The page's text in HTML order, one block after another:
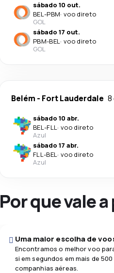
sábado 10 out.
BEL-PBM· voo direto
GOL
sábado 17 out.
PBM-BEL· voo direto
GOL
Belém - Fort Lauderdale 8
sábado 10 abr.
BEL-FLL· voo direto
Azul
sábado 17 abr.
FLL-BEL· voo direto
Azul
Por que vale
Uma maior escolha de
Encontramos o melhor voo
si em segundos em mais de 500
companhias aéreas.